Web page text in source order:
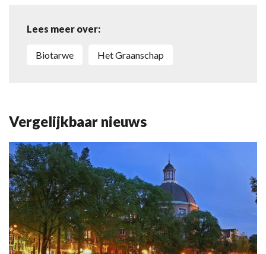
Lees meer over:
biotarwe Het Graanschap
Vergelijkbaar nieuws